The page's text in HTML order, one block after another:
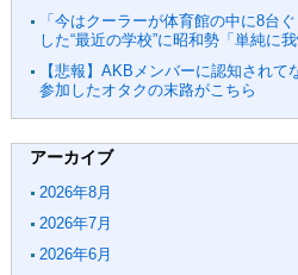
「今はクーラーが体育館の中に8台
した“最近の学校”に昭和勢「単純に我
【悲報】AKBメンバーに認知され
参加したオタクの末路がこちら
アーカイブ
2026年8月
2026年7月
2026年6月